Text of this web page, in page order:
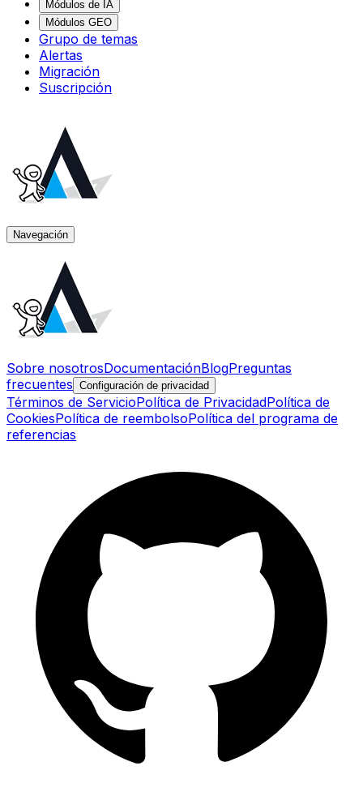
Módulos de IA
Módulos GEO
Grupo de temas
Alertas
Migración
Suscripción
Navegación
Sobre nosotrosDocumentaciónBlogPreguntas
frecuentes Configuración de privacidad
Términos de ServicioPolítica de PrivacidadPolítica de
CookiesPolítica de reembolsoPolítica del programa de
referencias